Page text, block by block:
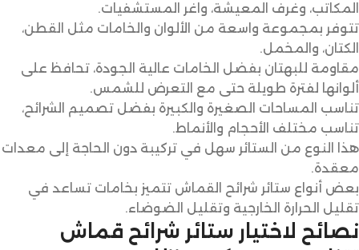
المكاتب، وغرف المعيشة، واغر المستشفيات.
تتوفر بمجموعة واسعة من الألوان والخامات مثل القطن،
الكتان، والمخمل.
مقاومة للبهتان بفضل الخامات عالية الجودة، تحافظ على
ألوانها لفترة طويلة حتى مع التعرض للشمس.
تناسب المساحات الصغيرة والكبيرة بفضل تصميم الشرائح،
تناسب مختلف الأحجام والأنماط.
هذا النوع من الستائر سهل في تركيبة دون الحاجة إلى معدات
معقدة.
بعض أنواع ستائر شرائح القماش تتميز بخامات تساعد في
تقليل الحرارة الخارجية وتقليل الضوضاء.
نصائح لاختيار ستائر شرائح قماش